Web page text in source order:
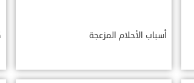
أسباب الأحلام المزعجة